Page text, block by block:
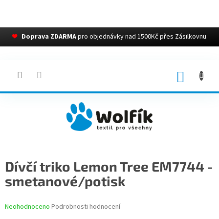
❤ Doprava ZDARMApro objednávky nad 1500Kč přes Zásilkovnu
Dívčí triko Lemon Tree EM7744 -
smetanové/potisk
Průměrné
Neohodnoceno Podrobnosti hodnocení